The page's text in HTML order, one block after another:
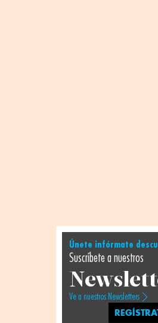
Únete infórmate
Suscríbete a nuestros
Ve a nuestros Newsletters